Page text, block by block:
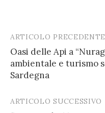
Post
navigation
ARTICOLO PRECEDENTE
Oasi delle Api a
ambientale e turismo
Sardegna
ARTICOLO SUCCESSIVO